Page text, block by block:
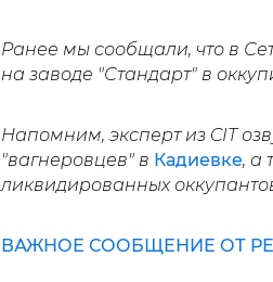
Ранее мы сообщали, что в
на заводе "Стандарт" в
Напомним, эксперт из CIT
"вагнеровцев" в Кадиевке, а
ликвидированных
ВАЖНОЕ СООБЩЕНИЕ ОТ